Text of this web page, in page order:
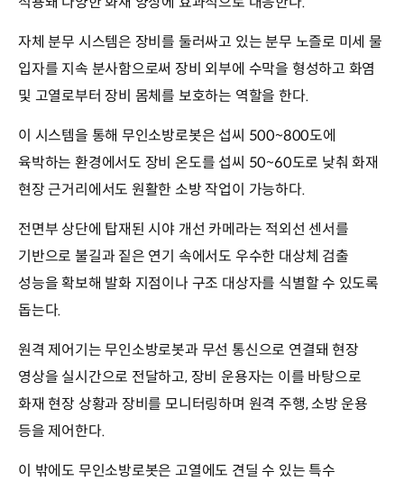
자체 분무 시스템은 장비를 둘러싸고 있는 분무 노즐로 미세 물
입자를 지속 분사함으로써 장비 외부에 수막을 형성하고 화염
및 고열로부터 장비 몸체를 보호하는 역할을 한다.
이 시스템을 통해 무인소방로봇은 섭씨 500~800도에
육박하는 환경에서도 장비 온도를 섭씨 50~60도로 낮춰 화재
현장 근거리에서도 원활한 소방 작업이 가능하다.
전면부 상단에 탑재된 시야 개선 카메라는 적외선 센서를
기반으로 불길과 짙은 연기 속에서도 우수한 대상체 검출
성능을 확보해 발화 지점이나 구조 대상자를 식별할 수 있도록
돕는다.
원격 제어기는 무인소방로봇과 무선 통신으로 연결돼 현장
영상을 실시간으로 전달하고, 장비 운용자는 이를 바탕으로
화재 현장 상황과 장비를 모니터링하며 원격 주행, 소방 운용
등을 제어한다.
이 밖에도 무인소방로봇은 고열에도 견딜 수 있는 특수